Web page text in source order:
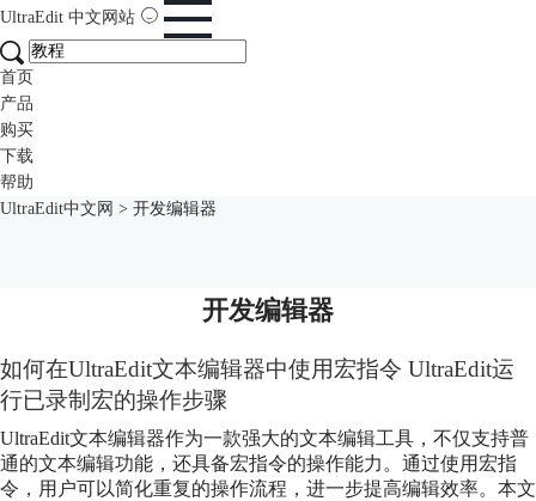
UltraEdit 中文网站
首页
产品
购买
下载
帮助
UltraEdit中文网 > 开发编辑器
开发编辑器
如何在UltraEdit文本编辑器中使用宏指令 UltraEdit运
行已录制宏的操作步骤
UltraEdit文本编辑器作为一款强大的文本编辑工具，不仅支持普
通的文本编辑功能，还具备宏指令的操作能力。通过使用宏指
令，用户可以简化重复的操作流程，进一步提高编辑效率。本文